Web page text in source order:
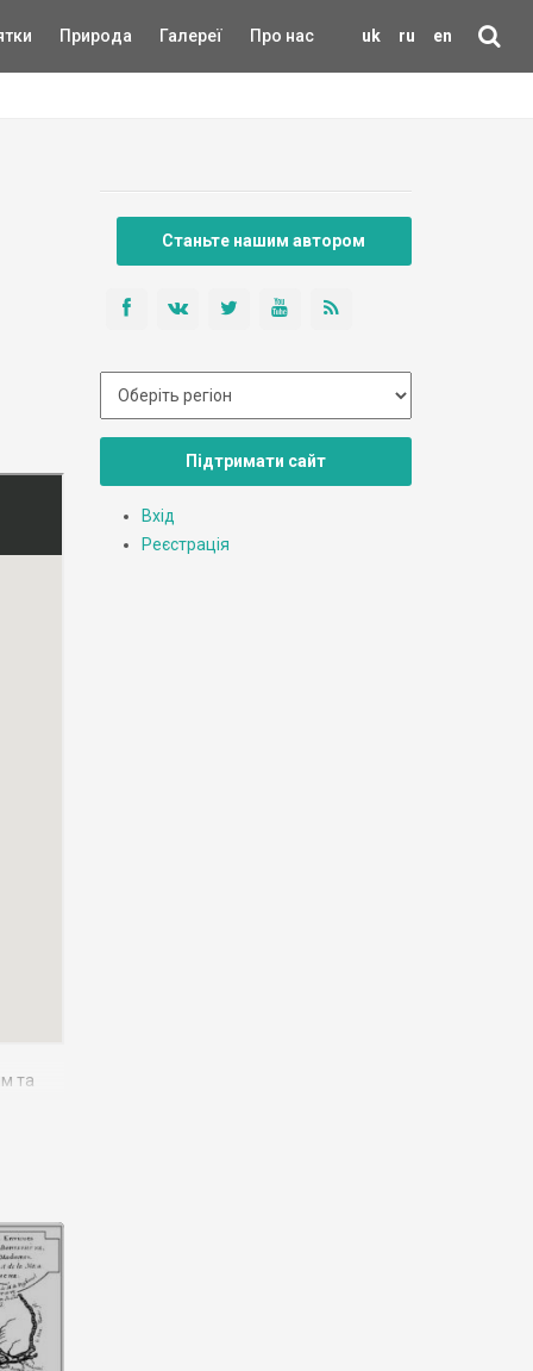
uk ru en
Природа Галереї Про нас
та
Станьте нашим автором
Підтримати сайт
Вхід
Реєстрація